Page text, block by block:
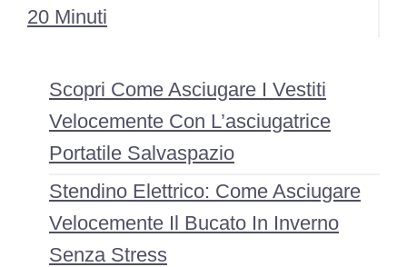
20 Minuti
Scopri Come Asciugare I Vestiti
Velocemente Con L’asciugatrice
Portatile Salvaspazio
Stendino Elettrico: Come Asciugare
Velocemente Il Bucato In Inverno
Senza Stress